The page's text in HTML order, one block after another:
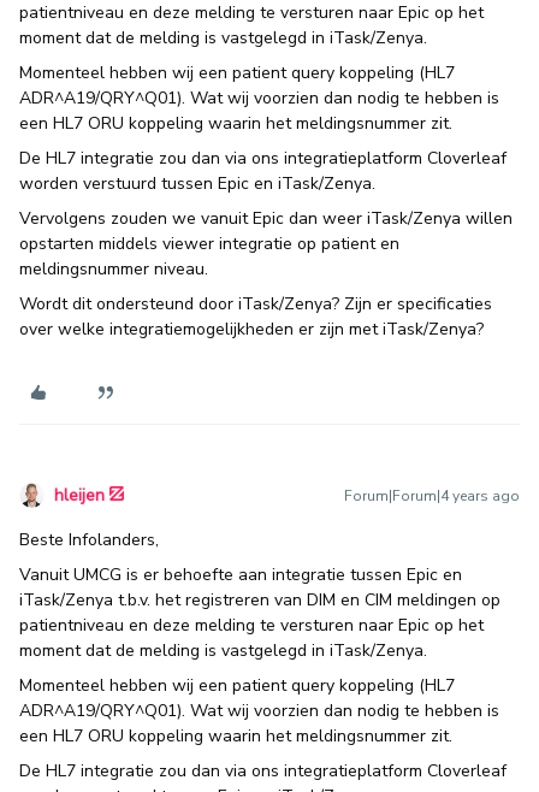
patientniveau en deze melding te versturen naar Epic op het
moment dat de melding is vastgelegd in iTask/Zenya.
Momenteel hebben wij een patient query koppeling (HL7
ADR^A19/QRY^Q01). Wat wij voorzien dan nodig te hebben is
een HL7 ORU koppeling waarin het meldingsnummer zit.
De HL7 integratie zou dan via ons integratieplatform Cloverleaf
worden verstuurd tussen Epic en iTask/Zenya.
Vervolgens zouden we vanuit Epic dan weer iTask/Zenya willen
opstarten middels viewer integratie op patient en
meldingsnummer niveau.
Wordt dit ondersteund door iTask/Zenya? Zijn er specificaties
over welke integratiemogelijkheden er zijn met iTask/Zenya?
hleijen Forum|Forum|4 years ago
Beste Infolanders,
Vanuit UMCG is er behoefte aan integratie tussen Epic en
iTask/Zenya t.b.v. het registreren van DIM en CIM meldingen op
patientniveau en deze melding te versturen naar Epic op het
moment dat de melding is vastgelegd in iTask/Zenya.
Momenteel hebben wij een patient query koppeling (HL7
ADR^A19/QRY^Q01). Wat wij voorzien dan nodig te hebben is
een HL7 ORU koppeling waarin het meldingsnummer zit.
De HL7 integratie zou dan via ons integratieplatform Cloverleaf